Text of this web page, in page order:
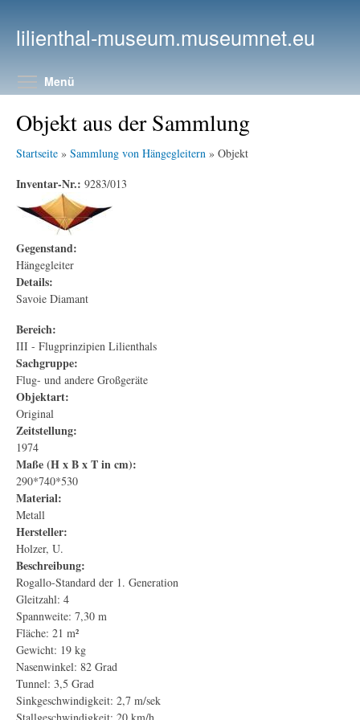
lilienthal-museum.museumnet.eu
Menü
Objekt aus der Sammlung
Startseite » Sammlung von Hängegleitern » Objekt
Inventar-Nr.: 9283/013
Gegenstand:
Hängegleiter
Details:
Savoie Diamant
Bereich:
III - Flugprinzipien Lilienthals
Sachgruppe:
Flug- und andere Großgeräte
Objektart:
Original
Zeitstellung:
1974
Maße (H x B x T in cm):
290*740*530
Material:
Metall
Hersteller:
Holzer, U.
Beschreibung:
Rogallo-Standard der 1. Generation
Gleitzahl: 4
Spannweite: 7,30 m
Fläche: 21 m²
Gewicht: 19 kg
Nasenwinkel: 82 Grad
Tunnel: 3,5 Grad
Sinkgeschwindigkeit: 2,7 m/sek
Stallgeschwindigkeit: 20 km/h